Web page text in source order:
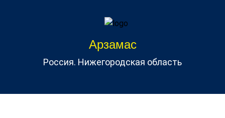
Арзамас
Россия. Нижегородская область